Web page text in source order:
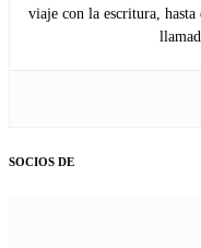
viaje con la escritura,
SOCIOS DE